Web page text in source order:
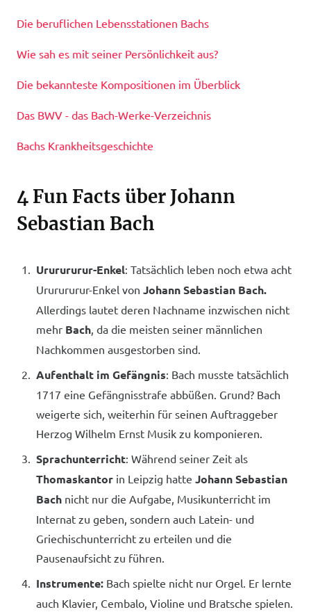
Die beruflichen Lebensstationen Bachs
Wie sah es mit seiner Persönlichkeit aus?
Die bekannteste Kompositionen im Überblick
Das BWV - das Bach-Werke-Verzeichnis
Bachs Krankheitsgeschichte
4 Fun Facts über Johann
Sebastian Bach
Ururururur-Enkel: Tatsächlich leben noch etwa acht
Ururururur-Enkel von Johann Sebastian Bach.
Allerdings lautet deren Nachname inzwischen nicht
mehr Bach, da die meisten seiner männlichen
Nachkommen ausgestorben sind.
Aufenthalt im Gefängnis: Bach musste tatsächlich
1717 eine Gefängnisstrafe abbüßen. Grund? Bach
weigerte sich, weiterhin für seinen Auftraggeber
Herzog Wilhelm Ernst Musik zu komponieren.
Sprachunterricht: Während seiner Zeit als
Thomaskantor in Leipzig hatte Johann Sebastian
Bach nicht nur die Aufgabe, Musikunterricht im
Internat zu geben, sondern auch Latein- und
Griechischunterricht zu erteilen und die
Pausenaufsicht zu führen.
Instrumente: Bach spielte nicht nur Orgel. Er lernte
auch Klavier, Cembalo, Violine und Bratsche spielen.